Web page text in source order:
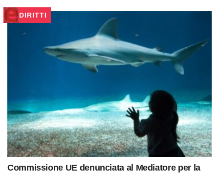
DIRITTI
Commissione UE denunciata al Mediatore per la